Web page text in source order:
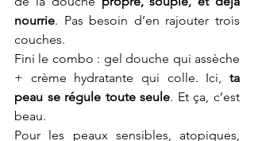
nourrie. Pas besoin d’en rajouter trois
couches.
Fini le combo : gel douche qui assèche
+ crème hydratante qui colle. Ici, ta
peau se régule toute seule. Et ça, c’est
beau.
Pour les peaux sensibles, atopiques,